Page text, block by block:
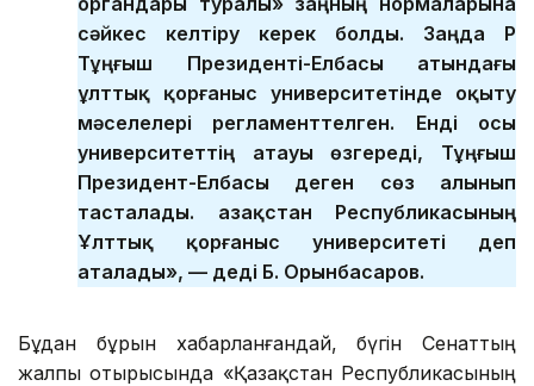
сәйкес келтіру керек болды. Заңда ҚР
Тұңғыш Президенті-Елбасы атындағы
ұлттық қорғаныс университетінде оқыту
мәселелері регламенттелген. Енді осы
университеттің атауы өзгереді, Тұңғыш
Президент-Елбасы деген сөз алынып
тасталады. Қазақстан Республикасының
Ұлттық қорғаныс университеті деп
аталады», — деді Б. Орынбасаров.
Бұдан бұрын хабарланғандай, бүгін Сенаттың
жалпы отырысында «Қазақстан Республикасының